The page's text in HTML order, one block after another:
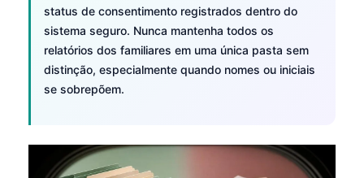
status de consentimento registrados dentro do
sistema seguro. Nunca mantenha todos os
relatórios dos familiares em uma única pasta sem
distinção, especialmente quando nomes ou iniciais
se sobrepõem.
Dansk
Bahasa Indonesia
Հայերեն
Íslenska